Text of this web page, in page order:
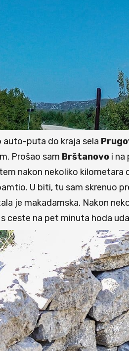
auto-puta do kraja sela
Prošao sam Brštanovo i na
nakon nekoliko kilometara
U biti, tu sam skrenuo
je makadamska. Nakon
ceste na pet minuta hoda